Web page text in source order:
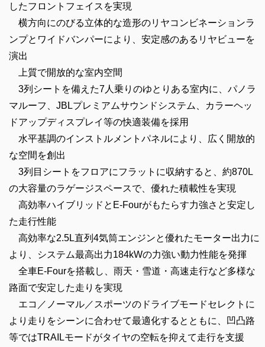
したフロントフェイスを実現
横方向にのびる立体的な造形のリヤコンビネーションラ
ンプとワイドバンパーにより、安定感のあるリヤビューを
演出
上質で開放的な室内空間
3列シートを備えた7人乗りのゆとりある室内に、パノラ
マルーフ、JBLプレミアムサウンドシステム、カラーヘッ
ドアップディスプレイ等の快適装備を採用
水平基調のインストルメントパネルにより、広く開放的
な空間を創出
3列目シートをフロアにフラットに収納すると、約870L
の大容量のラゲージスペースで、優れた積載性を実現
高効率ハイブリッドとE-Fourがもたらす力強さと安定し
た走行性能
高効率な2.5L直列4気筒エンジンと優れたモーター出力に
より、システム最高出力184kWの力強い動力性能を発揮
全車E-Fourを搭載し、雨天・雪道・高速走行など多様な
路面で安定した走りを実現
エコ／ノーマル／スポーツのドライブモードセレクトに
より走りをシーンに合わせて最適化するとともに、凹凸路
等ではTRAILモードがタイヤの空転を抑えて走行を支援